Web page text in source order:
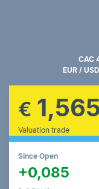
CAC
EUR / USD
€ 1,565
Valuation trade
Since Open
+0,085